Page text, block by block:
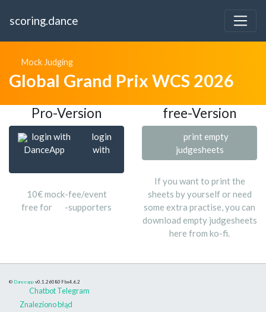
scoring.dance
Mock Judging
Global Grand Prix WCS 2026
Pro-Version free-Version
login with
DanceApp
login
with
10€ mock-fee/event
free for
-supporters
print empty
judgesheets
If you want to print the
sheets by yourself or need
some extra practise, you can
download empty judgesheets
here from ko-fi.
© Danceapp v0.1.260809 bs4.6.2
Chatbot Telegram
Znaleziono błąd